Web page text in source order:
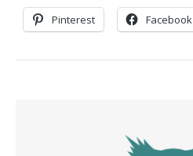
Pinterest Facebook